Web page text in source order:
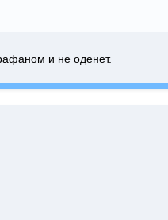
и не оденет.